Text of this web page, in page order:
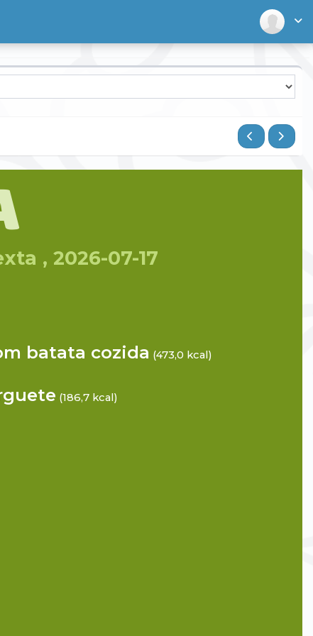
, 2026-07-17
batata cozida (473,0 kcal)
(186,7 kcal)